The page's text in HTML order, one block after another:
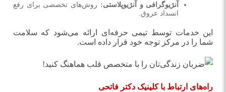
آنژیوگرافی و آنژیوپلاستی: روش‌های تخصصی برای رفع
انسداد عروق.
این خدمات توسط تیمی حرفه‌ای ارائه می‌شود که سلامت
شما را در مرکز توجه خود قرار داده است.
راه‌های ارتباط با کلینیک دکتر فاتحی